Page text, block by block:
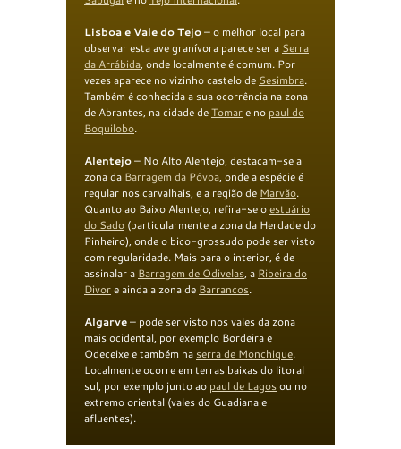
Lisboa e Vale do Tejo– o melhor local para
observar esta ave granívora parece ser a Serra
da Arrábida, onde localmente é comum. Por
vezes aparece no vizinho castelo de Sesimbra.
Também é conhecida a sua ocorrência na zona
de Abrantes, na cidade deTomare no pauldo
Boquilobo.
Alentejo– No Alto Alentejo, destacam-se a
zona da Barragem da Póvoa, onde a espécie é
regular nos carvalhais, e a região de Marvão.
Quanto ao Baixo Alentejo, refira-se oestuário
do Sado (particularmente a zona da Herdade do
Pinheiro), onde o bico-grossudo pode ser visto
com regularidade. Mais para o interior, é de
assinalar a Barragem de Odivelas, a Ribeirado
Divore ainda a zona de Barrancos.
Algarve– pode ser visto nos vales da zona
mais ocidental, por exemplo Bordeira e
Odeceixe e também na serra de Monchique.
Localmente ocorre em terras baixas do litoral
sul, por exemplo junto ao paul de Lagosou no
extremo oriental (vales do Guadiana e
afluentes).